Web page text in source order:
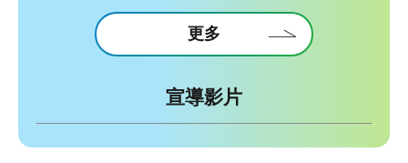
更多
宣導影片